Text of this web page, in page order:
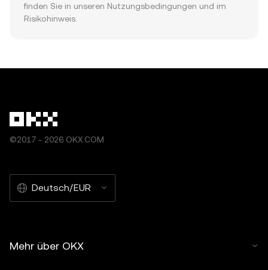
finden Sie in unseren Nutzungsbedingungen und im
Risikohinweis.
©2017 - 2026 OKX.COM
Deutsch/EUR
Mehr über OKX